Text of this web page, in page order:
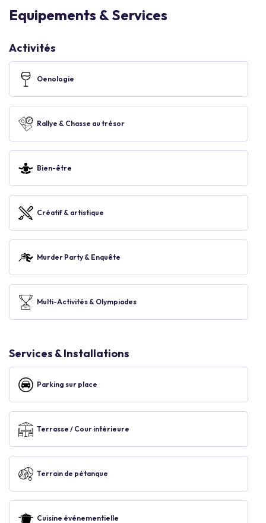
Equipements & Services
Activités
Oenologie
Rallye & Chasse au trésor
Bien-être
Créatif & artistique
Murder Party & Enquête
Multi-Activités & Olympiades
Services & Installations
Parking sur place
Terrasse / Cour intérieure
Terrain de pétanque
Cuisine événementielle